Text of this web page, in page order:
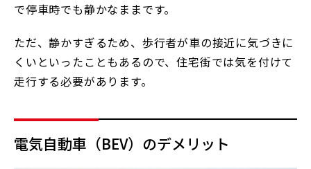
で停車時でも静かなままです。
ただ、静かすぎるため、歩行者が車の接近に気づきに
くいといったこともあるので、住宅街では気を付けて
走行する必要があります。
電気自動車（BEV）のデメリット